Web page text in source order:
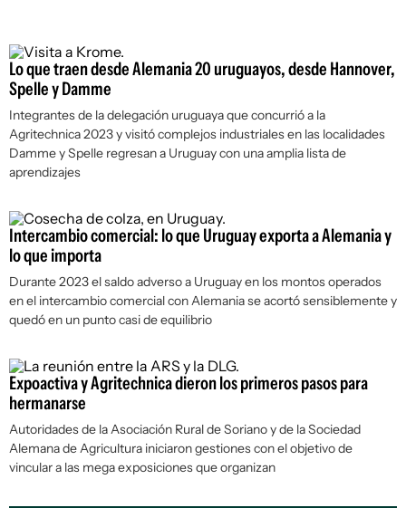
Lo que traen desde Alemania 20 uruguayos, desde Hannover,
Spelle y Damme
Integrantes de la delegación uruguaya que concurrió a la
Agritechnica 2023 y visitó complejos industriales en las localidades
Damme y Spelle regresan a Uruguay con una amplia lista de
aprendizajes
Intercambio comercial: lo que Uruguay exporta a Alemania y
lo que importa
Durante 2023 el saldo adverso a Uruguay en los montos operados
en el intercambio comercial con Alemania se acortó sensiblemente y
quedó en un punto casi de equilibrio
Expoactiva y Agritechnica dieron los primeros pasos para
hermanarse
Autoridades de la Asociación Rural de Soriano y de la Sociedad
Alemana de Agricultura iniciaron gestiones con el objetivo de
vincular a las mega exposiciones que organizan